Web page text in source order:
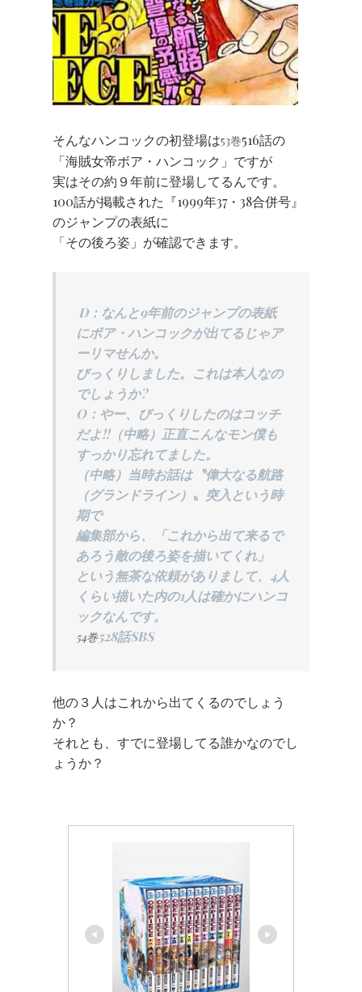
そんなハンコックの初登場は53巻516話の
「海賊女帝ボア・ハンコック」ですが
実はその約９年前に登場してるんです。
100話が掲載された『1999年37・38合併号』
のジャンプの表紙に
「その後ろ姿」が確認できます。
D：なんと9年前のジャンプの表紙
にボア・ハンコックが出てるじゃア
ーリマせんか。
びっくりしました。これは本人なの
でしょうか?
O：やー、びっくりしたのはコッチ
だよ!!（中略）正直こんなモン僕も
すっかり忘れてました。
（中略）当時お話は〝偉大なる航路
（グランドライン）〟突入という時
期で
編集部から、「これから出て来るで
あろう敵の後ろ姿を描いてくれ」
という無茶な依頼がありまして、4人
くらい描いた内の1人は確かにハンコ
ックなんです。
54巻528話SBS
他の３人はこれから出てくるのでしょう
か？
それとも、すでに登場してる誰かなのでし
ょうか？